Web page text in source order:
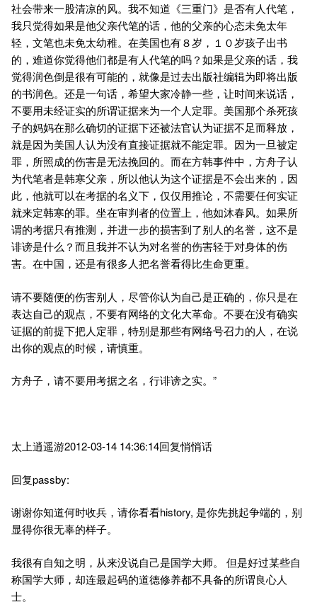
社会带来一股清凉的风。我不知道《三重门》是否有人代笔，
我只觉得如果是他父亲代笔的话，他的父亲的心态未免太年
轻，文笔也未免太幼稚。在美国也有８岁，１０岁孩子出书
的，难道你觉得他们都是有人代笔的吗？如果是父亲的话，我
觉得润色倒是很有可能的，就像是过去出版社编辑为即将出版
的书润色。还是一句话，希望大家冷静一些，让时间来说话，
不要用未经证实的所谓证据来为一个人定罪。美国那个杀死孩
子的妈妈在那么确切的证据下还被法官认为证据不足而释放，
就是因为美国人认为没有直接证据就不能定罪。因为一旦被定
罪，所照成的伤害是无法挽回的。而在方韩事件中，方舟子认
为代笔者是韩寒父亲，所以他认为这个证据是不会出来的，因
此，他就可以在考据的名义下，仅仅用推论，不需要任何实证
就来定韩寒的罪。坐在审判者的位置上，他如沐春风。如果所
谓的考据只有推测，并进一步的损害到了别人的名誉，这不是
诽谤是什么？而且我并不认为对名誉的伤害轻于对身体的伤
害。在中国，还是有很多人把名誉看得比生命更重。
请不要随便的伤害别人，尽管你认为自己是正确的，你只是在
表达自己的观点，不要有网络的文化大革命。不要在没有确实
证据的前提下把人定罪，特别是那些有网络号召力的人，在说
出你的观点的时候，请慎重。
方舟子，请不要用考据之名，行诽谤之实。”
太上逍遥游2012-03-14 14:36:14回复悄悄话
回复passby:
谢谢你知道何时收兵，请你看看history, 是你先挑起争端的，别
显得你很无辜的样子。
我很有自知之明，从来没说自己是国学大师。 但是好过某些自
称国学大师，却连最起码的道德修养都不具备的所谓良心人
士。